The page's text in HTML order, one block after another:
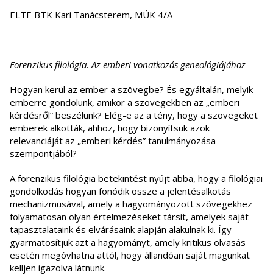
ELTE BTK Kari Tanácsterem, MÚK 4/A
Forenzikus filológia. Az emberi vonatkozás geneológiájához
Hogyan kerül az ember a szövegbe? És egyáltalán, melyik
emberre gondolunk, amikor a szövegekben az „emberi
kérdésről” beszélünk? Elég-e az a tény, hogy a szövegeket
emberek alkották, ahhoz, hogy bizonyítsuk azok
relevanciáját az „emberi kérdés” tanulmányozása
szempontjából?
A forenzikus filológia betekintést nyújt abba, hogy a filológiai
gondolkodás hogyan fonódik össze a jelentésalkotás
mechanizmusával, amely a hagyományozott szövegekhez
folyamatosan olyan értelmezéseket társít, amelyek saját
tapasztalataink és elvárásaink alapján alakulnak ki. Így
gyarmatosítjuk azt a hagyományt, amely kritikus olvasás
esetén megóvhatna attól, hogy állandóan saját magunkat
kelljen igazolva látnunk.